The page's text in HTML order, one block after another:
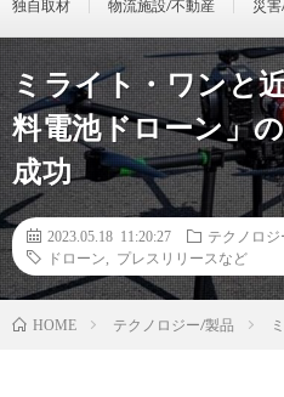
独自取材 物流施設/不動産 災
ミライト・ワンと
料電池ドローン」
成功
2023.05.18 11:20:27
テクノロジ
ドローン
プレスリリースなど
HOME テクノロジー/製品